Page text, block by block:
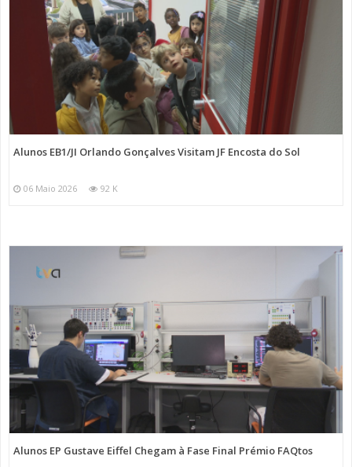
Alunos EB1/JI Orlando Gonçalves Visitam JF Encosta do Sol
06 Maio 2026 92 K
Alunos EP Gustave Eiffel Chegam à Fase Final Prémio FAQtos